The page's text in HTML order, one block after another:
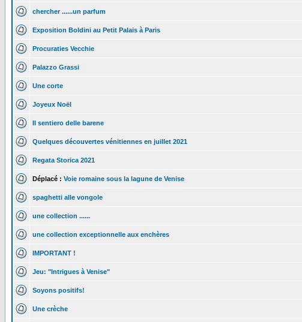
chercher ......un parfum
Exposition Boldini au Petit Palais à Paris
Procuraties Vecchie
Palazzo Grassi
Une corte
Joyeux Noël
Il sentiero delle barene
Quelques découvertes vénitiennes en juillet 2021
Regata Storica 2021
Déplacé : Voie romaine sous la lagune de Venise
spaghetti alle vongole
une collection ......
une collection exceptionnelle aux enchères
IMPORTANT !
Jeu: "Intrigues à Venise"
Soyons positifs!
Une crèche